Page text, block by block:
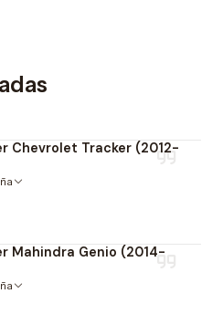
Chevrolet Tracker (2012-
Mahindra Genio (2014-